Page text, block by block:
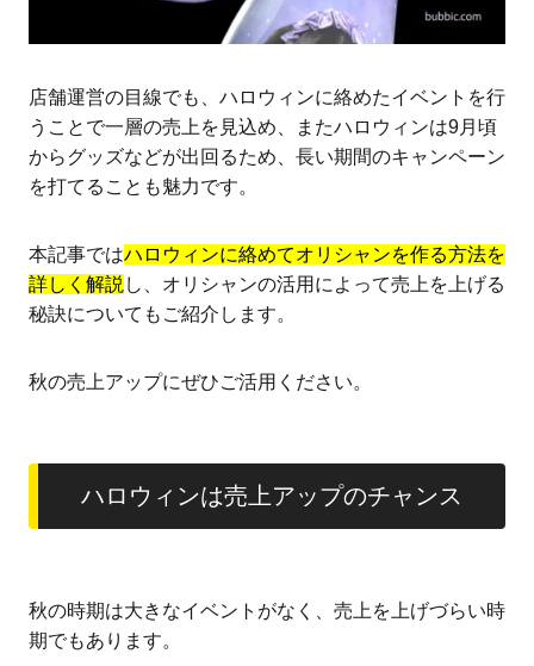
店舗運営の目線でも、ハロウィンに絡めたイベントを行
うことで一層の売上を見込め、またハロウィンは9月頃
からグッズなどが出回るため、長い期間のキャンペーン
を打てることも魅力です。
本記事ではハロウィンに絡めてオリシャンを作る方法を
詳しく解説 し、オリシャンの活用によって売上を上げる
秘訣についてもご紹介します。
秋の売上アップにぜひご活用ください。
ハロウィンは売上アップのチャンス
秋の時期は大きなイベントがなく、売上を上げづらい時
期でもあります。